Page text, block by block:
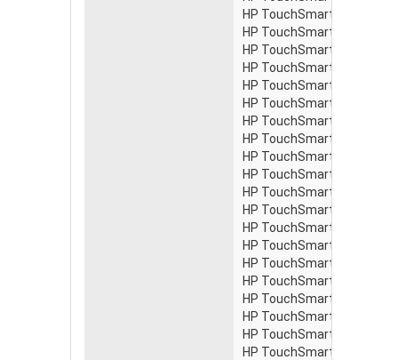
HP TouchSmart 300-1122
HP TouchSmart 300-1124
HP TouchSmart 300-1125
HP TouchSmart 300-
HP TouchSmart 300-
HP TouchSmart 300-
HP TouchSmart 300-
HP TouchSmart 300-
HP TouchSmart 300-
HP TouchSmart 300-
HP TouchSmart 300-
HP TouchSmart 300-
HP TouchSmart 300-
HP TouchSmart 300-1128
HP TouchSmart 300-1129
HP TouchSmart 300-
HP TouchSmart 300-
HP TouchSmart 300-
HP TouchSmart 300-
HP TouchSmart 300-